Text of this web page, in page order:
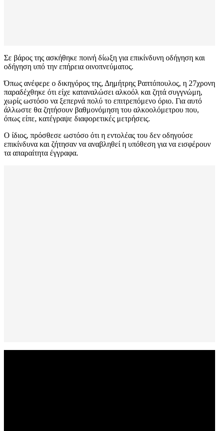
Σε βάρος της ασκήθηκε ποινή δίωξη για επικίνδυνη οδήγηση και
οδήγηση υπό την επήρεια οινοπνεύματος.
Όπως ανέφερε ο δικηγόρος της, Δημήτρης Ραπτόπουλος, η 27χρονη
παραδέχθηκε ότι είχε καταναλώσει αλκοόλ και ζητά συγγνώμη,
χωρίς ωστόσο να ξεπερνά πολύ το επιτρεπόμενο όριο. Για αυτό
άλλωστε θα ζητήσουν βαθμονόμηση του αλκοολόμετρου που,
όπως είπε, κατέγραψε διαφορετικές μετρήσεις.
Ο ίδιος, πρόσθεσε ωστόσο ότι η εντολέας του δεν οδηγούσε
επικίνδυνα και ζήτησαν να αναβληθεί η υπόθεση για να εισφέρουν
τα απαραίτητα έγγραφα.